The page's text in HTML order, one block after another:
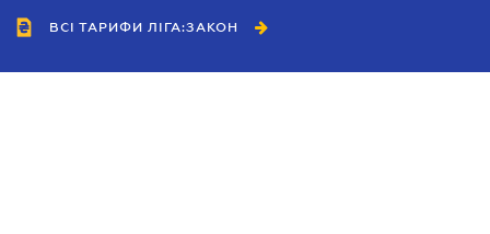
ВСІ ТАРИФИ ЛІГА:ЗАКОН